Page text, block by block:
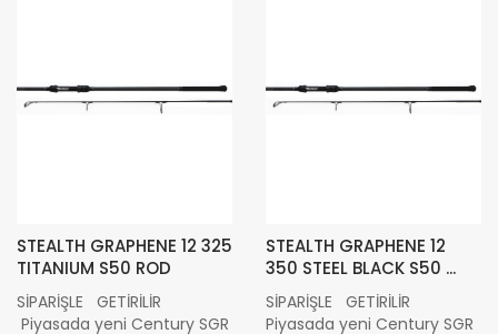
STEALTH GRAPHENE 12 325
TITANIUM S50 ROD
SİPARİŞLE GETİRİLİR
Piyasada yeni Century SGR
STEALTH GRAPHENE 12
350 STEEL BLACK S50 ...
SİPARİŞLE GETİRİLİR
Piyasada yeni Century SGR